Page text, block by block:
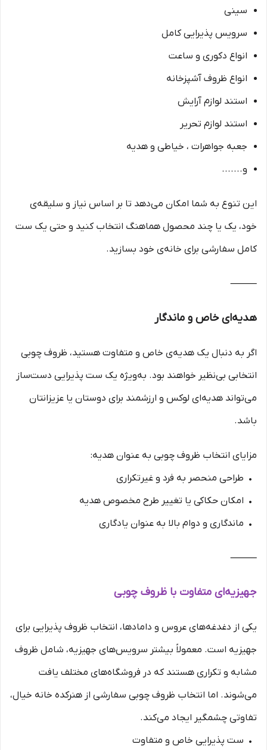
سینی
سرویس پذیرایی کامل
انواع دکوری و ساعت
انواع ظروف آشپزخانه
استند لوازم آرایش
استند لوازم تحریر
جعبه جواهرات ، خیاطی و هدیه
و.......
این تنوع به شما امکان می‌دهد تا بر اساس نیاز و سلیقه‌ی
خود، یک یا چند محصول هماهنگ انتخاب کنید و حتی یک ست
کامل سفارشی برای خانه‌ی خود بسازید.
⸻
هدیه‌ای خاص و ماندگار
اگر به دنبال یک هدیه‌ی خاص و متفاوت هستید، ظروف چوبی
انتخابی بی‌نظیر خواهند بود. به‌ویژه یک ست پذیرایی دست‌ساز
می‌تواند هدیه‌ای لوکس و ارزشمند برای دوستان یا عزیزانتان
باشد.
مزایای انتخاب ظروف چوبی به عنوان هدیه:
• طراحی منحصر به فرد و غیرتکراری
• امکان حکاکی یا تغییر طرح مخصوص هدیه
• ماندگاری و دوام بالا به عنوان یادگاری
⸻
جهیزیه‌ای متفاوت با ظروف چوبی
یکی از دغدغه‌های عروس و دامادها، انتخاب ظروف پذیرایی برای
جهیزیه است. معمولاً بیشتر سرویس‌های جهیزیه، شامل ظروف
مشابه و تکراری هستند که در فروشگاه‌های مختلف یافت
می‌شوند. اما انتخاب ظروف چوبی سفارشی از هنرکده خانه خیال،
تفاوتی چشمگیر ایجاد می‌کند.
• ست پذیرایی خاص و متفاوت